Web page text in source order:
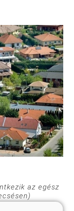
az egész